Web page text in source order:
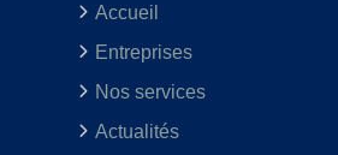
Accueil
Entreprises
Nos services
Actualités